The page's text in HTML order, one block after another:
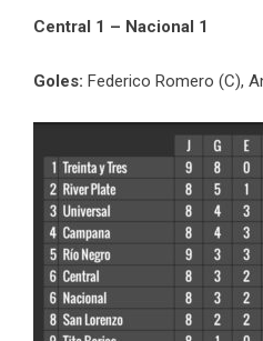
Central 1 – Nacional 1
Goles: Federico Romero (C),